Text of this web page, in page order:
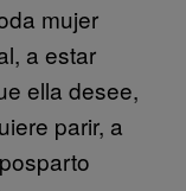
mujer
a estar
ella desee,
parir, a